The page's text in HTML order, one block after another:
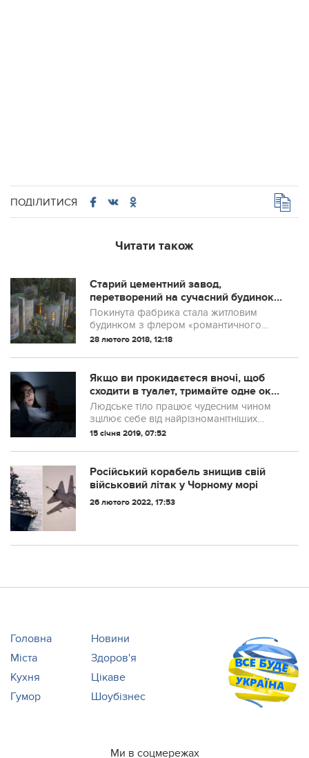
ПОДІЛИТИСЯ
Читати також
Старий цементний завод,
перетворений на сучасний будинок-
студію
Покинута фабрика стала житловим
будинком з флером «романтичного
розорення». Архітектор Рікардо Бофилл
напівзруйнований цементний завод
неподалік від Барселони в ...
28 лютого 2018, 12:18
Якщо ви прокидаєтеся вночі, щоб
сходити в туалет, тримайте одне око
закритим. Ви будете вражені, коли
дізнаєтесь навіщо
Людське тiло працює чудесним чином
зцілює себе від найрізноманітніших
проблем і xвороб. Спробуйте ці круті
результатами.
15 січня 2019, 07:52
Російський корабель знищив свій
військовий літак у Чорному морі
26 лютого 2022, 17:53
Головна
Новини
Міста
Здоров'я
Кухня
Цікаве
Гумор
Шоубізнес
Ми в соцмережах